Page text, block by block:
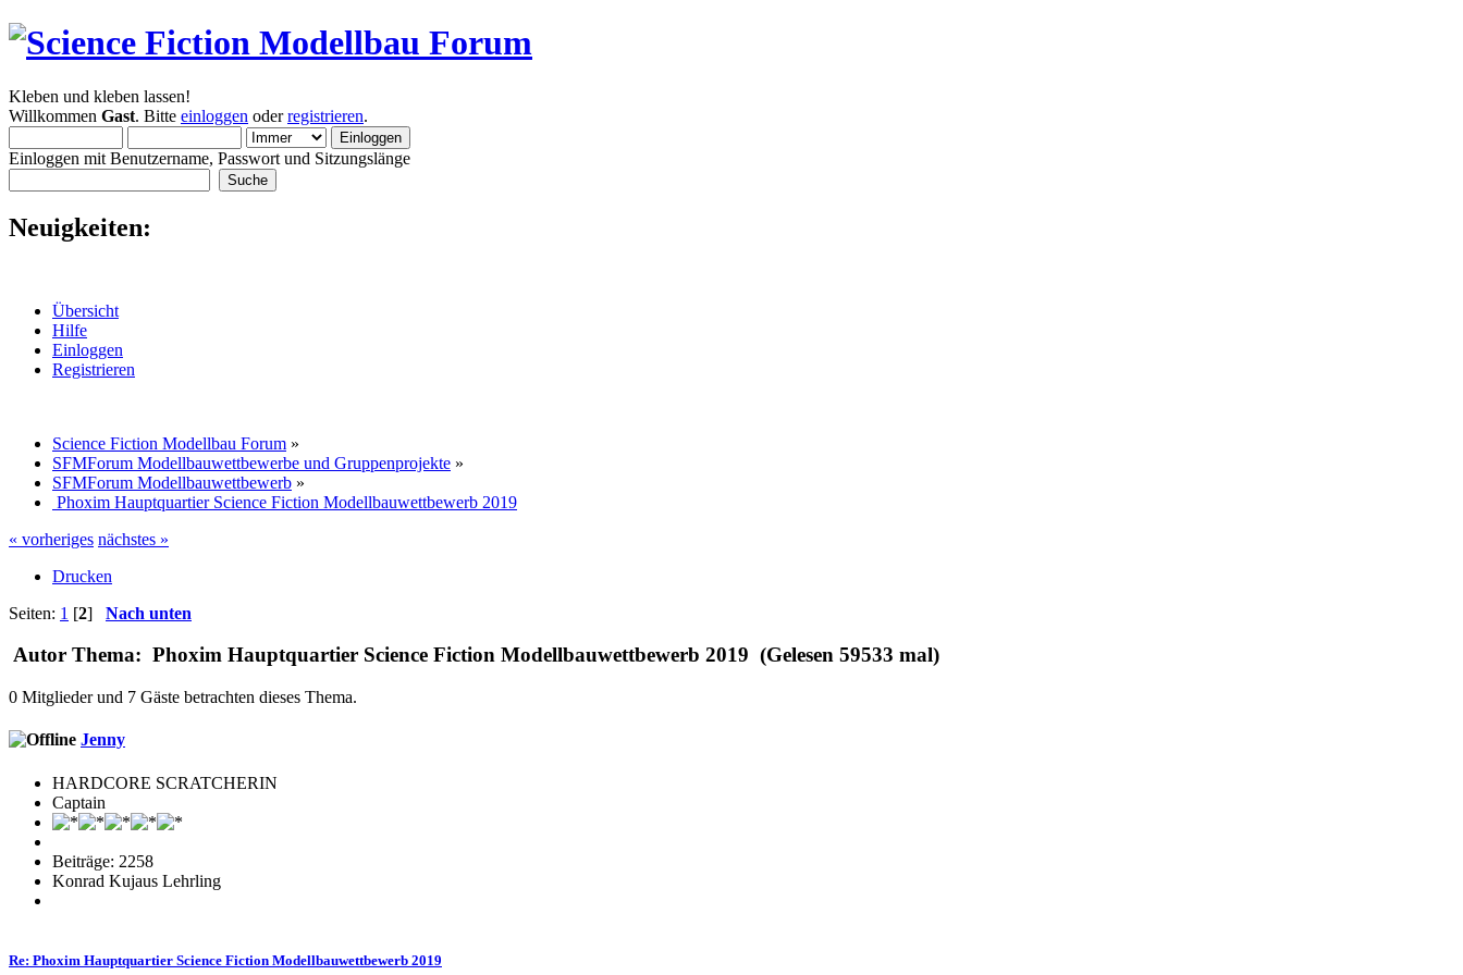
Kleben und kleben lassen!
Willkommen Gast. Bitte einloggen oderregistrieren.
Einloggen mit Benutzername, Passwort und Sitzungslänge
Neuigkeiten:
Übersicht
Hilfe
Einloggen
Registrieren
Science Fiction Modellbau Forum »
SFMForum Modellbauwettbewerbe und Gruppenprojekte »
SFMForum Modellbauwettbewerb »
Phoxim Hauptquartier Science Fiction Modellbauwettbewerb 2019
« vorheriges nächstes »
Drucken
Seiten: 1 [2] Nach unten
Autor Thema: Phoxim Hauptquartier Science Fiction Modellbauwettbewerb 2019 (Gelesen 59533 mal)
0 Mitglieder und 7 Gäste betrachten dieses Thema.
Jenny
HARDCORE SCRATCHERIN
Captain
Beiträge: 2258
Konrad Kujaus Lehrling
Re: Phoxim Hauptquartier Science Fiction Modellbauwettbewerb 2019